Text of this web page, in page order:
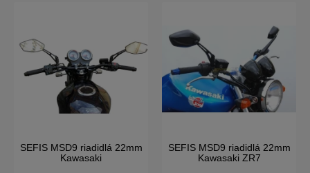
SEFIS MSD9 riadidlá 22mm
Kawasaki
SEFIS MSD9 riadidlá 22mm
Kawasaki ZR7